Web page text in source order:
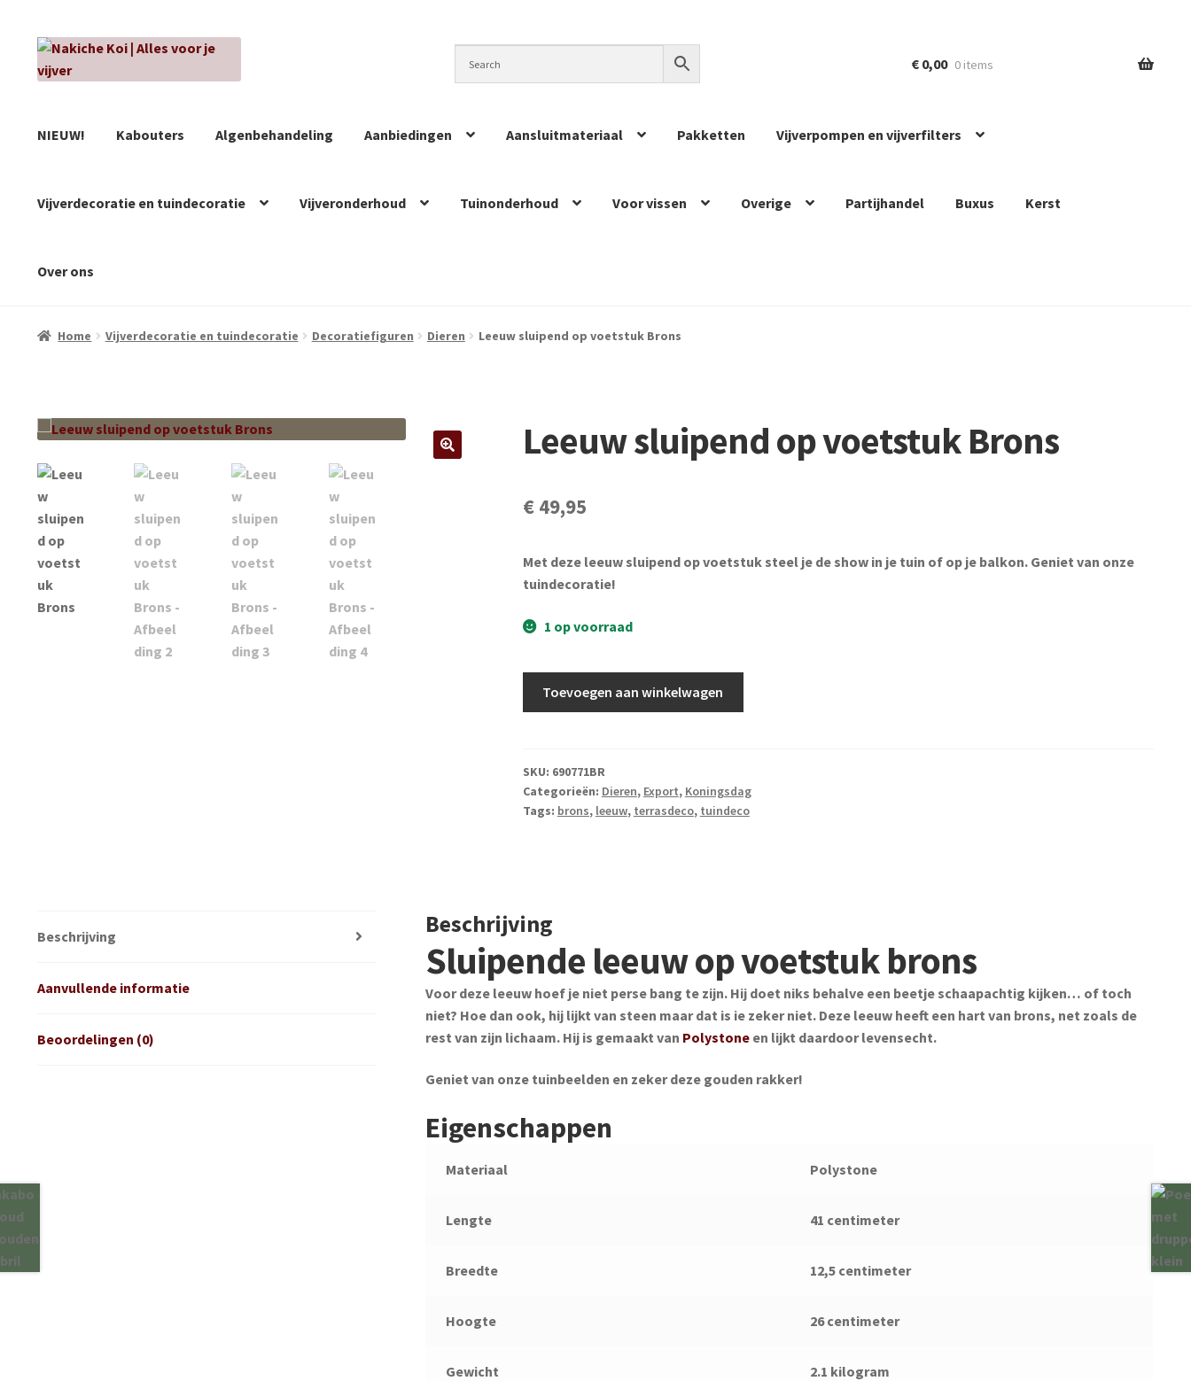
Ga
door
Ga
naar
€ 0,00 0 items
NIEUW! Kabouters Algenbehandeling Aanbiedingen Aansluitmateriaal Pakketten Vijverpompen en vijverfilters
Vijverdecoratie en tuindecoratie Vijveronderhoud Tuinonderhoud Voor vissen Overige Partijhandel Buxus Kerst
Over ons
Home Vijverdecoratie en tuindecoratie Decoratiefiguren Dieren Leeuw sluipend op voetstuk Brons
Leeuw sluipend op voetstuk Brons
€49,95
Met deze leeuw sluipend op voetstuk steel je de show in je tuin of op je balkon. Geniet van onze
tuindecoratie!
1 op voorraad
Brons
aantal
Toevoegen aan winkelwagen
SKU: 690771BR
Categorieën: Dieren, Export, Koningsdag
Tags: brons, leeuw, terrasdeco, tuindeco
Beschrijving
Aanvullende informatie
Beoordelingen (0)
Beschrijving
Sluipende leeuw op voetstuk brons
Voor deze leeuw hoef je niet perse bang te zijn. Hij doet niks behalve een beetje schaapachtig kijken… of toch
niet? Hoe dan ook, hij lijkt van steen maar dat is ie zeker niet. Deze leeuw heeft een hart van brons, net zoals de
rest van zijn lichaam. Hij is gemaakt van Polystone en lijkt daardoor levensecht.
Geniet van onze tuinbeelden en zeker deze gouden rakker!
Eigenschappen
Materiaal Polystone
Lengte 41 centimeter
Breedte 12,5 centimeter
Hoogte 26 centimeter
Gewicht 2.1 kilogram